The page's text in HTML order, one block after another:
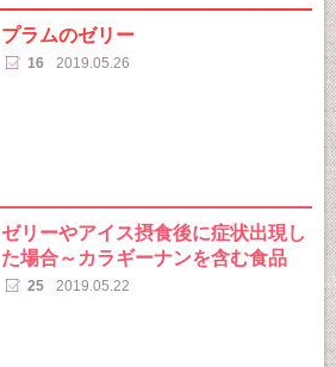
プラムのゼリー
16 2019.05.26
ゼリーやアイス摂食後に症状出現し
た場合～カラギーナンを含む食品
25 2019.05.22